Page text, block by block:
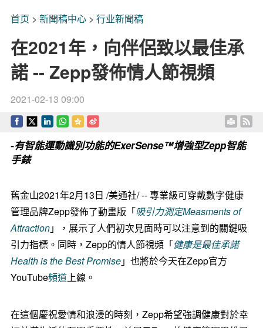
首页 > 新聞稿中心> 行业新聞稿
在2021年，向伴侶致以最佳承
諾 -- Zepp發佈情人節視頻
2021-02-13 09:00
-有智能運動識別功能的ExerSense™增強型Zepp智能
手錶
舊金山2021年2月13日 /美通社/ -- 專業級可穿戴數字健康
管理品牌Zepp發佈了動畫版「吸引力測定Measments of
Attraction」，展示了人們初次見面時可以注意到的關鍵吸
引力指標。同時，Zepp的情人節視頻「健康是最佳承諾
Health is the Best Promise」也將於今天在Zepp官方
YouTube頻道上線。
在這個慶祝愛情和浪漫的時刻，Zepp希望強調健康對於幸